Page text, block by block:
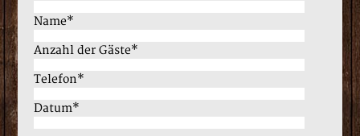
Name*
Anzahl der Gäste*
Telefon*
Datum*